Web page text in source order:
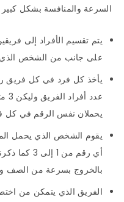
السرعة والمنافسة بشكل كبير
يتم تقسيم الأفراد إلى
على جانب من الشخص الذي
يحملان نفس الرقم في كل
يقوم الشخص الذي يحمل
أي رقم من 1
بالخروج بسرعة من الصف
الفريق الذي يتمكن من